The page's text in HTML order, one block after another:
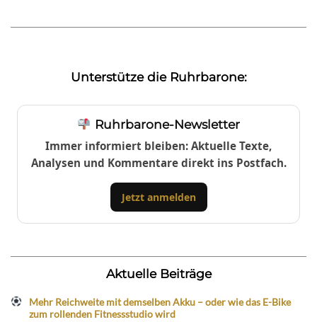
Unterstütze die Ruhrbarone:
Ruhrbarone-Newsletter
Immer informiert bleiben: Aktuelle Texte,
Analysen und Kommentare direkt ins Postfach.
Jetzt anmelden
Aktuelle Beiträge
Mehr Reichweite mit demselben Akku – oder wie das E-Bike
zum rollenden Fitnessstudio wird